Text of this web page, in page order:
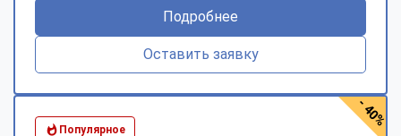
Подробнее
Оставить заявку
Популярное
- 40%